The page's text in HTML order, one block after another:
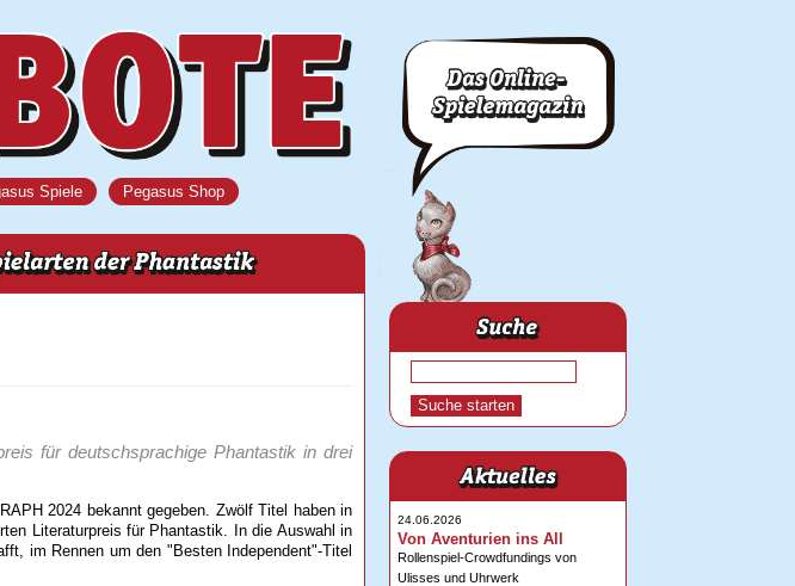
Spiele Pegasus Shop
für deutschsprachige Phantastik in drei
2024 bekannt gegeben. Zwölf Titel haben in
Literaturpreis für Phantastik. In die Auswahl in
im Rennen um den "Besten Independent"-Titel
24.06.2026
Von Aventurien ins All
Rollenspiel-Crowdfundings von
Ulisses und Uhrwerk